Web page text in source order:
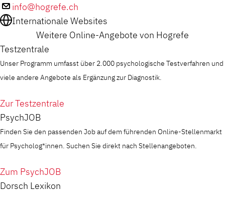
info@hogrefe.ch
Internationale Websites
Weitere Online-Angebote von Hogrefe
Testzentrale
Unser Programm umfasst über 2.000 psychologische Testverfahren und
viele andere Angebote als Ergänzung zur Diagnostik.
Zur Testzentrale
PsychJOB
Finden Sie den passenden Job auf dem führenden Online-Stellenmarkt
für Psycholog*innen. Suchen Sie direkt nach Stellenangeboten.
Zum PsychJOB
Dorsch Lexikon